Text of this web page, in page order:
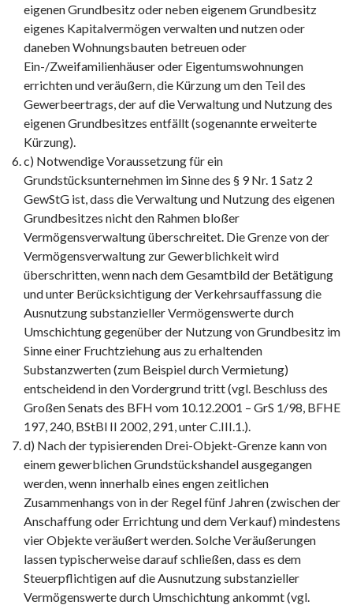
eigenen Grundbesitz oder neben eigenem Grundbesitz
eigenes Kapitalvermögen verwalten und nutzen oder
daneben Wohnungsbauten betreuen oder
Ein-/Zweifamilienhäuser oder Eigentumswohnungen
errichten und veräußern, die Kürzung um den Teil des
Gewerbeertrags, der auf die Verwaltung und Nutzung des
eigenen Grundbesitzes entfällt (sogenannte erweiterte
Kürzung).
c) Notwendige Voraussetzung für ein
Grundstücksunternehmen im Sinne des § 9 Nr. 1 Satz 2
GewStG ist, dass die Verwaltung und Nutzung des eigenen
Grundbesitzes nicht den Rahmen bloßer
Vermögensverwaltung überschreitet. Die Grenze von der
Vermögensverwaltung zur Gewerblichkeit wird
überschritten, wenn nach dem Gesamtbild der Betätigung
und unter Berücksichtigung der Verkehrsauffassung die
Ausnutzung substanzieller Vermögenswerte durch
Umschichtung gegenüber der Nutzung von Grundbesitz im
Sinne einer Fruchtziehung aus zu erhaltenden
Substanzwerten (zum Beispiel durch Vermietung)
entscheidend in den Vordergrund tritt (vgl. Beschluss des
Großen Senats des BFH vom 10.12.2001 – GrS 1/98, BFHE
197, 240, BStBl II 2002, 291, unter C.III.1.).
d) Nach der typisierenden Drei-Objekt-Grenze kann von
einem gewerblichen Grundstückshandel ausgegangen
werden, wenn innerhalb eines engen zeitlichen
Zusammenhangs von in der Regel fünf Jahren (zwischen der
Anschaffung oder Errichtung und dem Verkauf) mindestens
vier Objekte veräußert werden. Solche Veräußerungen
lassen typischerweise darauf schließen, dass es dem
Steuerpflichtigen auf die Ausnutzung substanzieller
Vermögenswerte durch Umschichtung ankommt (vgl.